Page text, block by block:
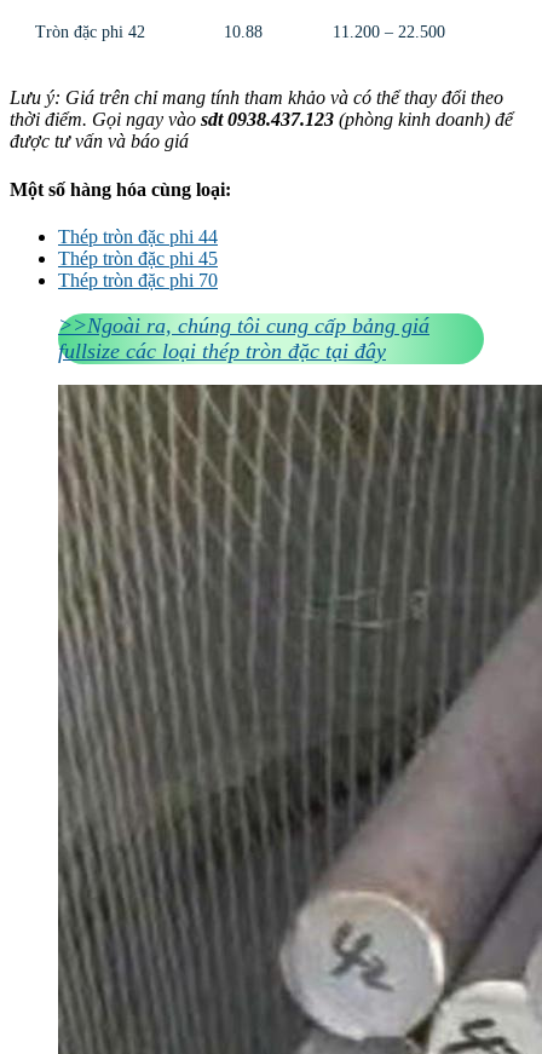
Tròn đặc phi 42 10.88 11.200 – 22.500
Lưu ý: Giá trên chỉ mang tính tham khảo và có thể thay đổi theo
thời điểm. Gọi ngay vào sdt 0938.437.123 (phòng kinh doanh) để
được tư vấn và báo giá
Một số hàng hóa cùng loại:
Thép tròn đặc phi 44
Thép tròn đặc phi 45
Thép tròn đặc phi 70
>>Ngoài ra, chúng tôi cung cấp bảng giá
fullsize các loại thép tròn đặc tại đây